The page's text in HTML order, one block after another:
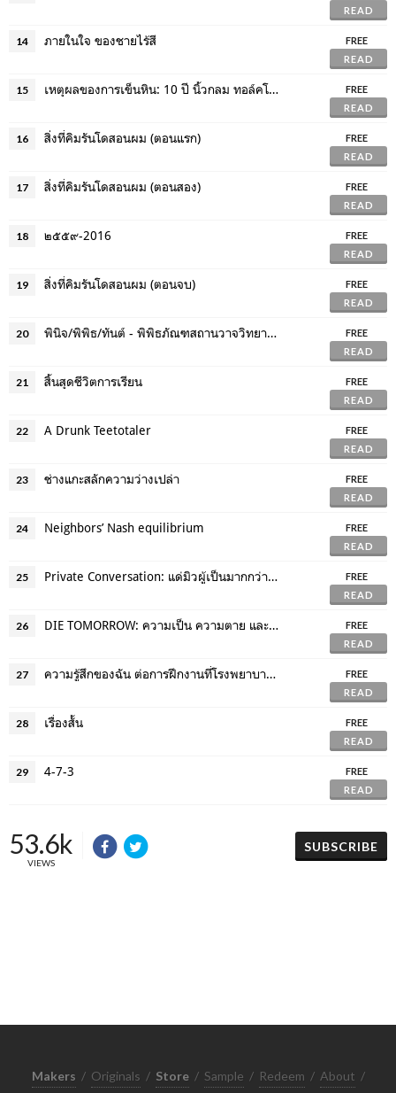
READ
14 ภายในใจ ของชายไร้สี
FREE
READ
15 เหตุผลของการเข็นหิน: 10 ปี นิ้วกลม ทอล์คโชว์ไม่มีขา
FREE
READ
16 สิ่งที่คิมรันโดสอนผม (ตอนแรก)
FREE
READ
17 สิ่งที่คิมรันโดสอนผม (ตอนสอง)
FREE
READ
18 ๒๕๕๙-2016
FREE
READ
19 สิ่งที่คิมรันโดสอนผม (ตอนจบ)
FREE
READ
20 พินิจ/พิพิธ/ทันต์ - พิพิธภัณฑสถานวาจวิทยาวัฑฒน์
FREE
READ
21 สิ้นสุดชีวิตการเรียน
FREE
READ
22 A Drunk Teetotaler
FREE
READ
23 ช่างแกะสลักความว่างเปล่า
FREE
READ
24 Neighbors’ Nash equilibrium
FREE
READ
25 Private Conversation: แด่มิวผู้เป็นมากกว่าตัวละคร
FREE
READ
26 DIE TOMORROW: ความเป็น ความตาย และ การขยายตัวของจักรวาลนวพล
FREE
READ
27 ความรู้สึกของฉัน ต่อการฝึกงานที่โรงพยาบาลสงฆ์
FREE
READ
28 เรื่องสั้น
FREE
READ
29 4-7-3
FREE
READ
53.6k
VIEWS
SUBSCRIBE
Makers / Originals / Store / Sample / Redeem / About /